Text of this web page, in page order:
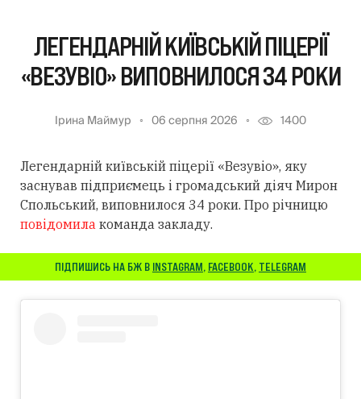
ЛЕГЕНДАРНІЙ КИЇВСЬКІЙ ПІЦЕРІЇ
«ВЕЗУВІО» ВИПОВНИЛОСЯ 34 РОКИ
Ірина Маймур 06 серпня 2026 1400
Легендарній київській піцерії «Везувіо», яку
заснував підприємець і громадський діяч Мирон
Спольський, виповнилося 34 роки. Про річницю
повідомила команда закладу.
ПІДПИШИСЬ НА БЖ В INSTAGRAM, FACEBOOK, TELEGRAM